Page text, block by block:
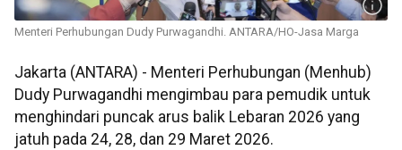
Menteri Perhubungan Dudy Purwagandhi. ANTARA/HO-Jasa Marga
Jakarta (ANTARA) - Menteri Perhubungan (Menhub)
Dudy Purwagandhi mengimbau para pemudik untuk
menghindari puncak arus balik Lebaran 2026 yang
jatuh pada 24, 28, dan 29 Maret 2026.